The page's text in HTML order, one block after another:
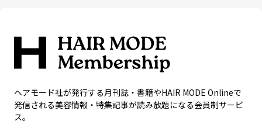
ヘアモード社が発行する月刊誌・書籍やHAIR MODE Onlineで
発信される美容情報・特集記事が読み放題になる会員制サービ
ス。